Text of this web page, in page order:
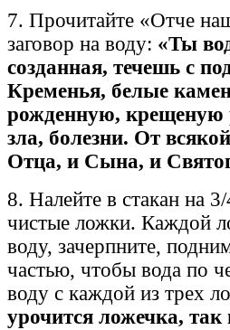
7. Прочитайте «Отче
заговор на воду: «Ты
созданная, течешь с
Кременья, белые
рожденную, крещеную
зла, болезни. От
Отца, и Сына, и
8. Налейте в стакан на
чистые ложки. Каждой
воду, зачерпните,
частью, чтобы вода по
воду с каждой из трех
урочится ложечка,